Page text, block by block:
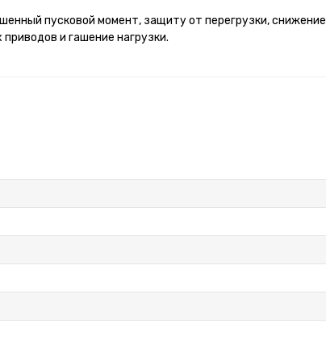
пусковой момент, защиту от перегрузки, снижение
и гашение нагрузки.